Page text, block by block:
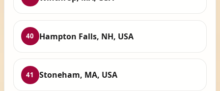
40 Hampton Falls, NH, USA
41 Stoneham, MA, USA